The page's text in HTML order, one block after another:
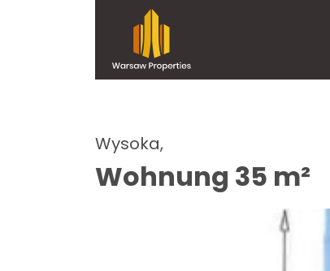
Wysoka,
Wohnung 35 m²